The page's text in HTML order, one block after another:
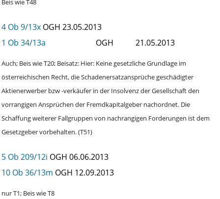
Beis wie T48
4 Ob 9/13x OGH 23.05.2013
1 Ob 34/13a
OGH 21.05.2013
Auch; Beis wie T20; Beisatz: Hier: Keine gesetzliche Grundlage im
österreichischen Recht, die Schadenersatzansprüche geschädigter
Aktienerwerber bzw -verkäufer in der Insolvenz der Gesellschaft den
vorrangigen Ansprüchen der Fremdkapitalgeber nachordnet. Die
Schaffung weiterer Fallgruppen von nachrangigen Forderungen ist dem
Gesetzgeber vorbehalten. (T51)
5 Ob 209/12i OGH 06.06.2013
10 Ob 36/13m OGH 12.09.2013
nur T1; Beis wie T8